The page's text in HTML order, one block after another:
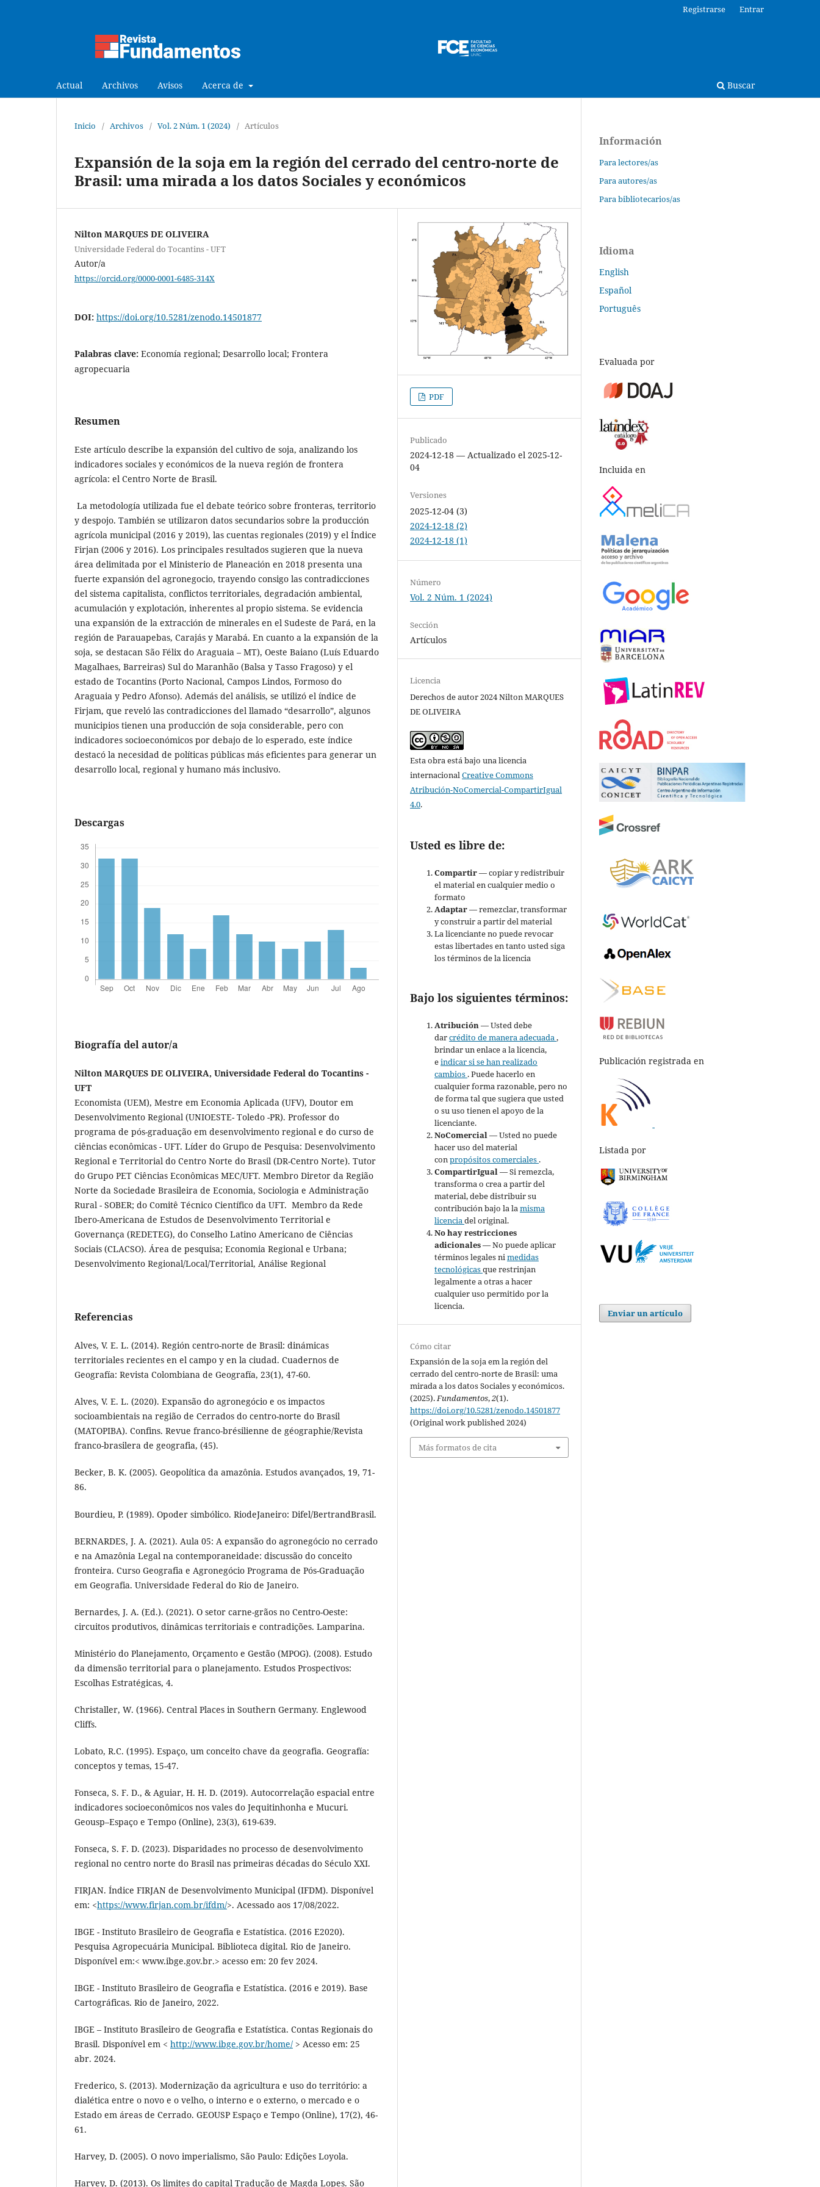
Actual Archivos Avisos Acerca de Buscar
Registrarse Entrar
Inicio / Archivos / Vol. 2 Núm. 1 (2024) / Artículos
Expansión de la soja em la región del cerrado del centro-norte de
Brasil: uma mirada a los datos Sociales y económicos
Nilton MARQUES DE OLIVEIRA
Universidade Federal do Tocantins - UFT
Autor/a
https://orcid.org/0000-0001-6485-314X
DOI: https://doi.org/10.5281/zenodo.14501877
Palabras clave: Economía regional; Desarrollo local; Frontera
agropecuaria
Resumen
Este artículo describe la expansión del cultivo de soja, analizando los
indicadores sociales y económicos de la nueva región de frontera
agrícola: el Centro Norte de Brasil.
La metodología utilizada fue el debate teórico sobre fronteras, territorio
y despojo. También se utilizaron datos secundarios sobre la producción
agrícola municipal (2016 y 2019), las cuentas regionales (2019) y el Índice
Firjan (2006 y 2016). Los principales resultados sugieren que la nueva
área delimitada por el Ministerio de Planeación en 2018 presenta una
fuerte expansión del agronegocio, trayendo consigo las contradicciones
del sistema capitalista, conflictos territoriales, degradación ambiental,
acumulación y explotación, inherentes al propio sistema. Se evidencia
una expansión de la extracción de minerales en el Sudeste de Pará, en la
región de Parauapebas, Carajás y Marabá. En cuanto a la expansión de la
soja, se destacan São Félix do Araguaia – MT), Oeste Baiano (Luís Eduardo
Magalhaes, Barreiras) Sul do Maranhão (Balsa y Tasso Fragoso) y el
estado de Tocantins (Porto Nacional, Campos Lindos, Formoso do
Araguaia y Pedro Afonso). Además del análisis, se utilizó el índice de
Firjam, que reveló las contradicciones del llamado “desarrollo”, algunos
municipios tienen una producción de soja considerable, pero con
indicadores socioeconómicos por debajo de lo esperado, este índice
destacó la necesidad de políticas públicas más eficientes para generar un
desarrollo local, regional y humano más inclusivo.
Descargas
Biografía del autor/a
Nilton MARQUES DE OLIVEIRA, Universidade Federal do Tocantins -
UFT
Economista (UEM), Mestre em Economia Aplicada (UFV), Doutor em
Desenvolvimento Regional (UNIOESTE- Toledo -PR). Professor do
programa de pós-graduação em desenvolvimento regional e do curso de
ciências econômicas - UFT. Líder do Grupo de Pesquisa: Desenvolvimento
Regional e Territorial do Centro Norte do Brasil (DR-Centro Norte). Tutor
do Grupo PET Ciências Econômicas MEC/UFT. Membro Diretor da Região
Norte da Sociedade Brasileira de Economia, Sociologia e Administração
Rural - SOBER; do Comitê Técnico Científico da UFT. Membro da Rede
Ibero-Americana de Estudos de Desenvolvimento Territorial e
Governança (REDETEG), do Conselho Latino Americano de Ciências
Sociais (CLACSO). Área de pesquisa; Economia Regional e Urbana;
Desenvolvimento Regional/Local/Territorial, Análise Regional
Referencias
Alves, V. E. L. (2014). Región centro-norte de Brasil: dinámicas
territoriales recientes en el campo y en la ciudad. Cuadernos de
Geografía: Revista Colombiana de Geografía, 23(1), 47-60.
Alves, V. E. L. (2020). Expansão do agronegócio e os impactos
socioambientais na região de Cerrados do centro-norte do Brasil
(MATOPIBA). Confins. Revue franco-brésilienne de géographie/Revista
franco-brasilera de geografia, (45).
Becker, B. K. (2005). Geopolítica da amazônia. Estudos avançados, 19, 71-
86.
Bourdieu, P. (1989). Opoder simbólico. RiodeJaneiro: Difel/BertrandBrasil.
BERNARDES, J. A. (2021). Aula 05: A expansão do agronegócio no cerrado
e na Amazônia Legal na contemporaneidade: discussão do conceito
fronteira. Curso Geografia e Agronegócio Programa de Pós-Graduação
em Geografia. Universidade Federal do Rio de Janeiro.
Bernardes, J. A. (Ed.). (2021). O setor carne-grãos no Centro-Oeste:
circuitos produtivos, dinâmicas territoriais e contradições. Lamparina.
Ministério do Planejamento, Orçamento e Gestão (MPOG). (2008). Estudo
da dimensão territorial para o planejamento. Estudos Prospectivos:
Escolhas Estratégicas, 4.
Christaller, W. (1966). Central Places in Southern Germany. Englewood
Cliffs.
Lobato, R.C. (1995). Espaço, um conceito chave da geografia. Geografía:
conceptos y temas, 15-47.
Fonseca, S. F. D., & Aguiar, H. H. D. (2019). Autocorrelação espacial entre
indicadores socioeconômicos nos vales do Jequitinhonha e Mucuri.
Geousp–Espaço e Tempo (Online), 23(3), 619-639.
Fonseca, S. F. D. (2023). Disparidades no processo de desenvolvimento
regional no centro norte do Brasil nas primeiras décadas do Século XXI.
FIRJAN. Índice FIRJAN de Desenvolvimento Municipal (IFDM). Disponível
em: <https://www.firjan.com.br/ifdm/>. Acessado aos 17/08/2022.
IBGE - Instituto Brasileiro de Geografia e Estatística. (2016 E2020).
Pesquisa Agropecuária Municipal. Biblioteca digital. Rio de Janeiro.
Disponível em:< www.ibge.gov.br.> acesso em: 20 fev 2024.
IBGE - Instituto Brasileiro de Geografia e Estatística. (2016 e 2019). Base
Cartográficas. Rio de Janeiro, 2022.
IBGE – Instituto Brasileiro de Geografia e Estatística. Contas Regionais do
Brasil. Disponível em < http://www.ibge.gov.br/home/ > Acesso em: 25
abr. 2024.
Frederico, S. (2013). Modernização da agricultura e uso do território: a
dialética entre o novo e o velho, o interno e o externo, o mercado e o
Estado em áreas de Cerrado. GEOUSP Espaço e Tempo (Online), 17(2), 46-
61.
Harvey, D. (2005). O novo imperialismo, São Paulo: Edições Loyola.
Harvey, D. (2013). Os limites do capital Tradução de Magda Lopes. São
PDF
Publicado
2024-12-18 — Actualizado el 2025-12-
04
Versiones
2025-12-04 (3)
2024-12-18 (2)
2024-12-18 (1)
Número
Vol. 2 Núm. 1 (2024)
Sección
Artículos
Licencia
Derechos de autor 2024 Nilton MARQUES
DE OLIVEIRA
Esta obra está bajo una licencia
internacionalCreative Commons
Atribución-NoComercial-CompartirIgual
4.0.
Usted es libre de:
Compartir— copiar y redistribuir
el material en cualquier medio o
formato
Adaptar— remezclar, transformar
y construir a partir del material
La licenciante no puede revocar
estas libertades en tanto usted siga
los términos de la licencia
Bajo los siguientes términos:
Atribución— Usted debe
darcrédito de manera adecuada,
brindar un enlace a la licencia,
eindicar si se han realizado
cambios . Puede hacerlo en
cualquier forma razonable, pero no
de forma tal que sugiera que usted
o su uso tienen el apoyo de la
licenciante.
NoComercial— Usted no puede
hacer uso del material
conpropósitos comerciales .
CompartirIgual— Si remezcla,
transforma o crea a partir del
material, debe distribuir su
contribución bajo la lamisma
licenciadel original.
No hay restricciones
adicionales— No puede aplicar
términos legales nimedidas
tecnológicasque restrinjan
legalmente a otras a hacer
cualquier uso permitido por la
licencia.
Cómo citar
Expansión de la soja em la región del
cerrado del centro-norte de Brasil: uma
mirada a los datos Sociales y económicos.
(2025).Fundamentos,2(1).
https://doi.org/10.5281/zenodo.14501877
(Original work published 2024)
Más formatos de cita
Información
Para lectores/as
Para autores/as
Para bibliotecarios/as
Idioma
English
Español
Português
Evaluada por
Incluida en
Publicación registrada en
-
Listada por
Enviar un artículo